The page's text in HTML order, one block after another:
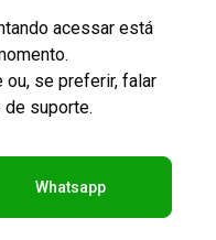
acessar está
ou, se preferir, falar
suporte.
Whatsapp